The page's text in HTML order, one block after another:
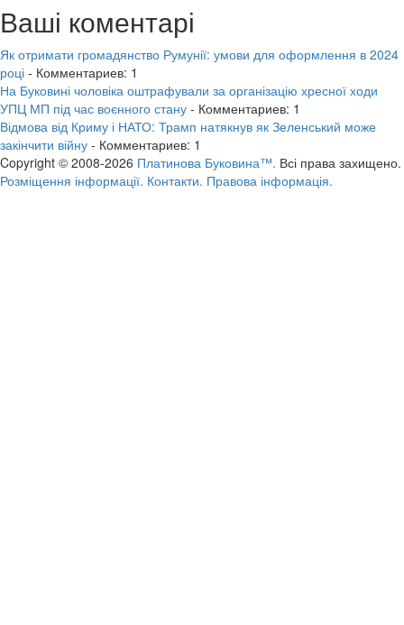
Ваші коментарі
Як отримати громадянство Румунії: умови для оформлення в 2024
році - Комментариев: 1
На Буковині чоловіка оштрафували за організацію хресної ходи
УПЦ МП під час воєнного стану - Комментариев: 1
Відмова від Криму і НАТО: Трамп натякнув як Зеленський може
закінчити війну - Комментариев: 1
Copyright © 2008-2026 Платинова Буковина™. Всі права захищено.
Розміщення інформації. Контакти. Правова інформація.